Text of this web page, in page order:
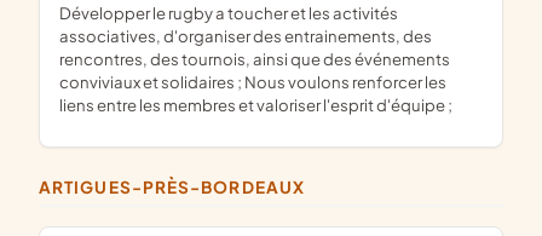
développer le rugby a toucher et les activités
associatives, d'organiser des entrainements, des
rencontres, des tournois, ainsi que des événements
conviviaux et solidaires ; Nous voulons renforcer les
liens entre les membres et valoriser l'esprit d'équipe ;
ARTIGUES-PRÈS-BORDEAUX